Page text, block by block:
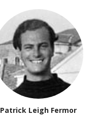
Patrick Leigh Fermor